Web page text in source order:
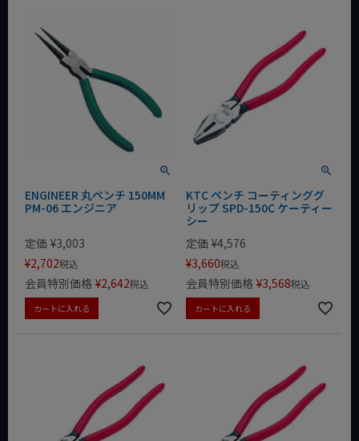
ENGINEER 丸ペンチ 150MM
PM-06 エンジニア
定価 ¥3,003
¥2,702税込
会員特別価格 ¥2,642税込
カートに入れる
KTC ペンチ コーティンググ
リップ SPD-150C ケーティー
シー
定価 ¥4,576
¥3,660税込
会員特別価格 ¥3,568税込
カートに入れる